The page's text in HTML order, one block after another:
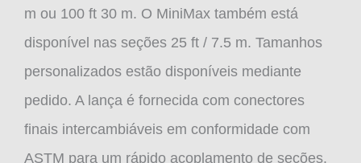
m ou 100 ft 30 m. O MiniMax também está
disponível nas seções 25 ft / 7.5 m. Tamanhos
personalizados estão disponíveis mediante
pedido. A lança é fornecida com conectores
finais intercambiáveis ​​em conformidade com
ASTM para um rápido acoplamento de seções.